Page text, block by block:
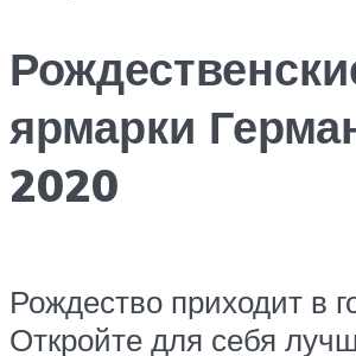
ярмарки
2020
Рождество приходит в
Откройте для себя